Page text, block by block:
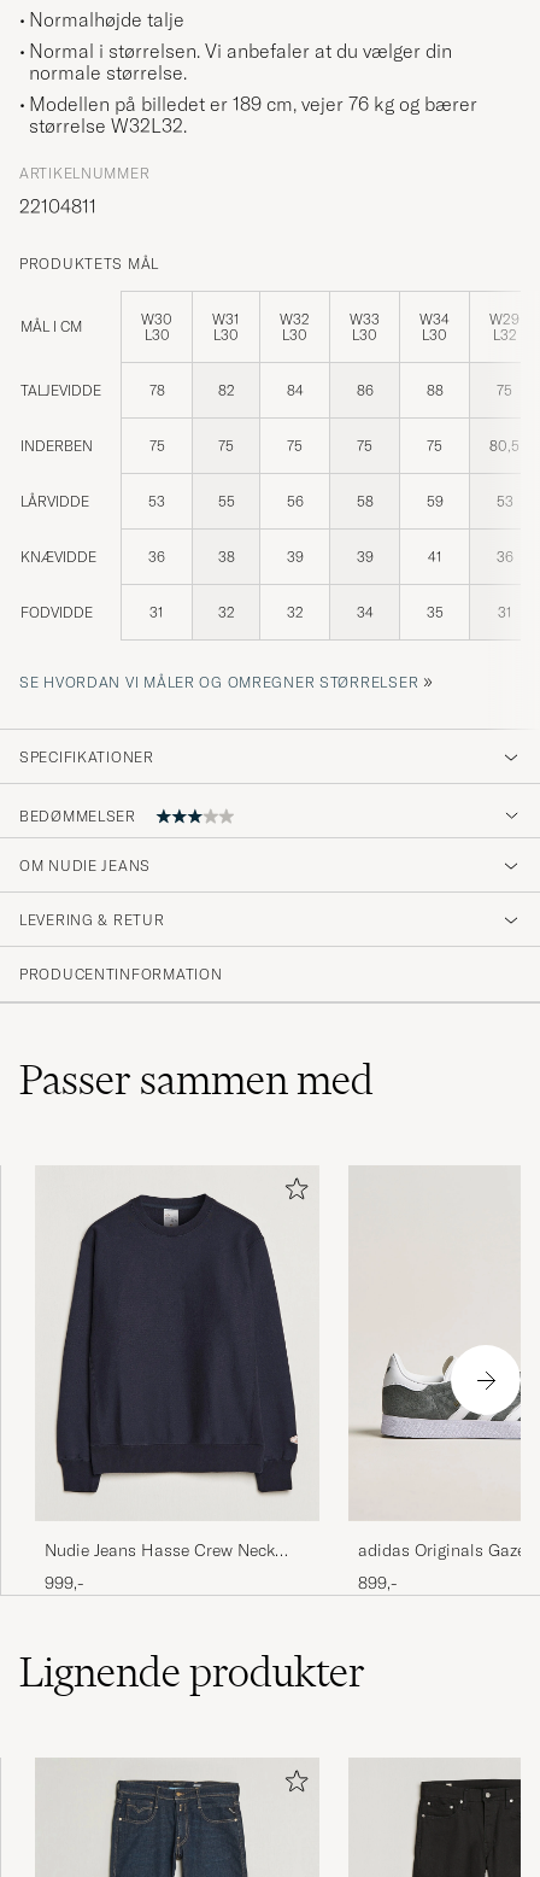
Normalhøjde talje
Normal i størrelsen. Vi anbefaler at du vælger din
normale størrelse.
Modellen på billedet er 189 cm, vejer 76 kg og bærer
størrelse W32L32.
ARTIKELNUMMER
22104811
PRODUKTETS MÅL
MÅL I CM
W30
L30
W31
L30
W32
L30
W33
L30
W34
L30
W29
L32
TALJEVIDDE 78 82 84 86 88 75
INDERBEN 75 75 75 75 75 80,5
LÅRVIDDE 53 55 56 58 59 53
KNÆVIDDE 36 38 39 39 41 36
FODVIDDE 31 32 32 34 35 31
SE HVORDAN VI MÅLER OG OMREGNER STØRRELSER »
SPECIFIKATIONER
BEDØMMELSER
3
OM NUDIE JEANS
LEVERING & RETUR
PRODUCENTINFORMATION
Passer sammen med
Nudie Jeans Hasse Crew Neck
Sweatshirt Navy
999,-
adidas Originals
Grey/White
899,-
Lignendeprodukter